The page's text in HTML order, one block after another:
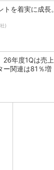
トを着実に成長
)
26年度1Qは売
ー関連は81％増